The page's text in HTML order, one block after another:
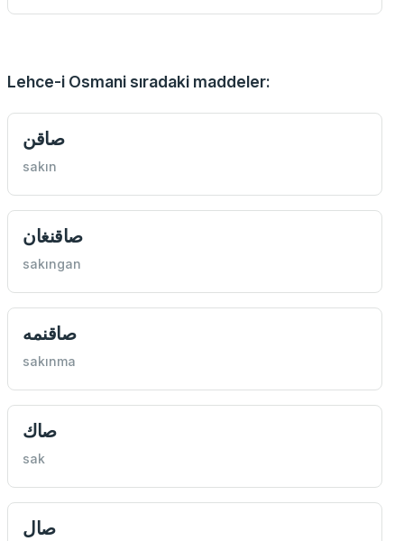
Lehce-i Osmani sıradaki maddeler:
صاقن
sakın
صاقنغان
sakıngan
صاقنمه
sakınma
صاك
sak
صال